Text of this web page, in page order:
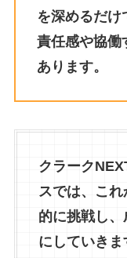
を深めるだけ
責任感や協働
あります。
クラーク
スでは、こ
的に挑戦し
にしていき